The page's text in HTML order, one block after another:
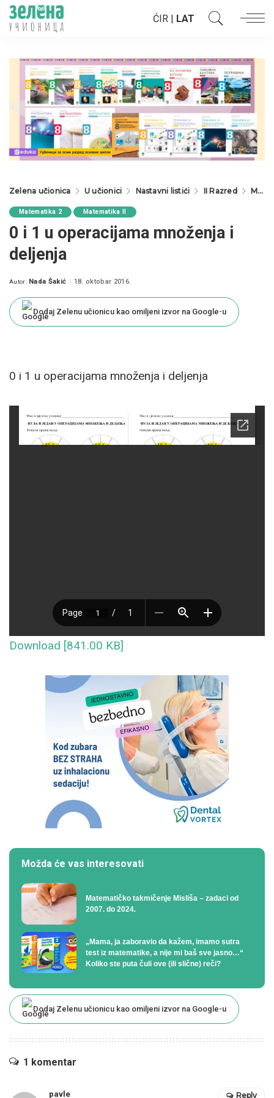
ĆIR | LAT
Zelena učionica U učionici Nastavni listići II Razred Matematika 2
Matematika 2 Matematika II
0 i 1 u operacijama množenja i
deljenja
Posted
Autor: Nada Šakić 18. oktobar 2016.
Dodaj Zelenu učionicu kao omiljeni izvor na Google-u
0 i 1 u operacijama množenja i deljenja
Download [841.00 KB]
Možda će vas interesovati
Matematičko takmičenje Misliša – zadaci od
2007. do 2024.
„Mama, ja zaboravio da kažem, imamo sutra
test iz matematike, a nije mi baš sve jasno…“
Koliko ste puta čuli ove (ili slične) reči?
Dodaj Zelenu učionicu kao omiljeni izvor na Google-u
1 komentar
pavle Reply